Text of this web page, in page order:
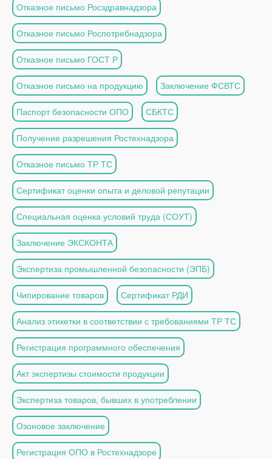
Отказное письмо Росздравнадзора
Отказное письмо Роспотребнадзора
Отказное письмо ГОСТ Р
Отказное письмо на продукцию Заключение ФСВТС
Паспорт безопасности ОПО СБКТС
Получение разрешения Ростехнадзора
Отказное письмо ТР ТС
Сертификат оценки опыта и деловой репутации
Специальная оценка условий труда (СОУТ)
Заключение ЭКСКОНТА
Экспертиза промышленной безопасности (ЭПБ)
Чипирование товаров Сертификат РДИ
Анализ этикетки в соответствии с требованиями ТР ТС
Регистрация программного обеспечения
Акт экспертизы стоимости продукции
Экспертиза товаров, бывших в употреблении
Озоновое заключение
Регистрация ОПО в Ростехнадзоре